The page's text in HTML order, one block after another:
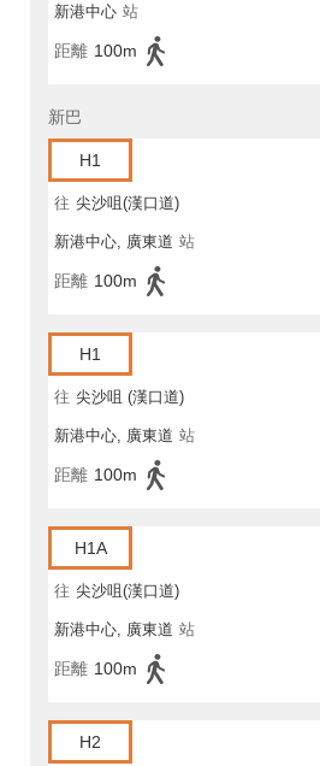
新港中心 站
距離 100m
新巴
H1
往 尖沙咀(漢口道)
新港中心, 廣東道 站
距離 100m
H1
往 尖沙咀 (漢口道)
新港中心, 廣東道 站
距離 100m
H1A
往 尖沙咀(漢口道)
新港中心, 廣東道 站
距離 100m
H2